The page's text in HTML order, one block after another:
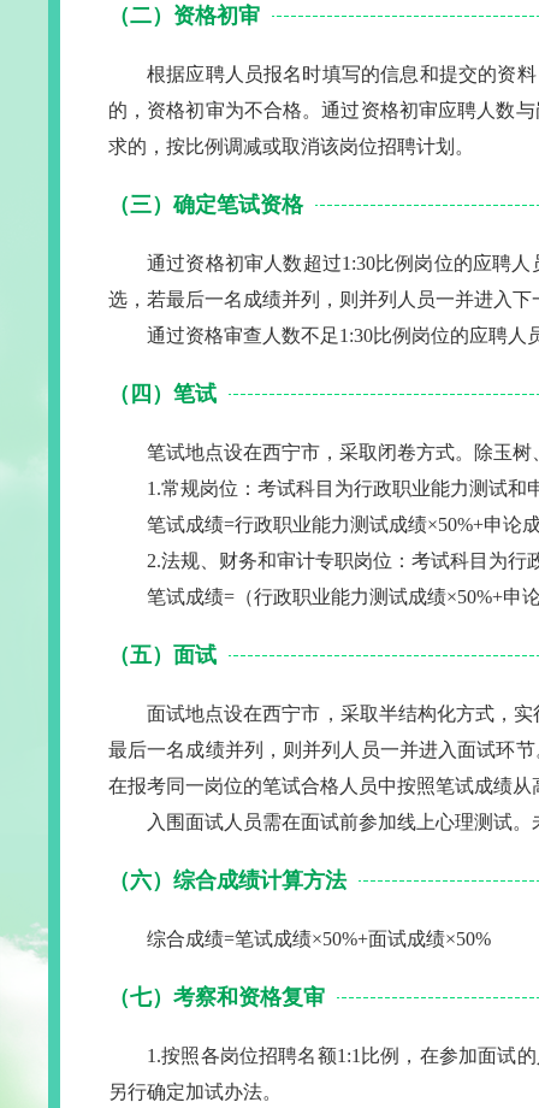
（二）资格初审
根据应聘人员报名时填写的信息和提交的资
的，资格初审为不合格。通过资格初审应聘人数
求的，按比例调减或取消该岗位招聘计划。
（三）确定笔试资格
通过资格初审人数超过1:30比例岗位的应聘
选，若最后一名成绩并列，则并列人员一并进入
通过资格审查人数不足1:30比例岗位的应聘人
（四）笔试
笔试地点设在西宁市，采取闭卷方式。除玉
1.常规岗位：考试科目为行政职业能力测试和
笔试成绩=行政职业能力测试成绩×50%+申论
2.法规、财务和审计专职岗位：考试科目为
笔试成绩=（行政职业能力测试成绩×50%+申
（五）面试
面试地点设在西宁市，采取半结构化方式，
最后一名成绩并列，则并列人员一并进入面试环
在报考同一岗位的笔试合格人员中按照笔试成绩
入围面试人员需在面试前参加线上心理测试
（六）综合成绩计算方法
综合成绩=笔试成绩×50%+面试成绩×50%
（七）考察和资格复审
1.按照各岗位招聘名额1:1比例，在参加面试
另行确定加试办法。